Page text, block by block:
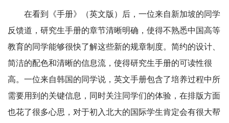
在看到《手册》（英文版）后，一位来自新加坡的同学
反馈道，研究生手册的章节清晰明确，使得不熟悉中国高等
教育的同学能够很快了解这些新的规章制度。简约的设计、
简洁的配色和清晰的信息流，使得研究生手册的可读性很
高。一位来自韩国的同学说，英文手册包含了培养过程中所
需要用到的关键信息，同时关注同学们的体验，在排版方面
也花了很多心思，对于初入北大的国际学生肯定会有很大帮